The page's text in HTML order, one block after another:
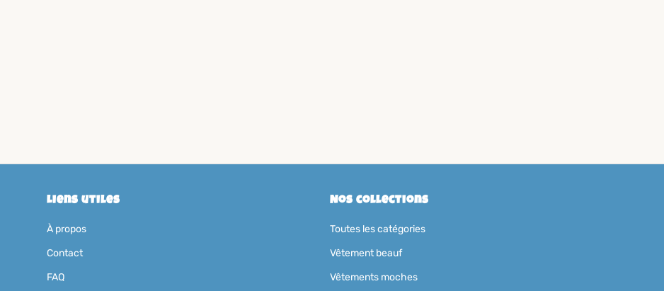
Liens utiles
À propos
Contact
FAQ
Nos collections
Toutes les catégories
Vêtement beauf
Vêtements moches